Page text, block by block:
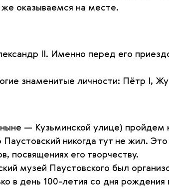
же оказываемся на месте.
II. Именно перед его
знаменитые личности: Пётр I,
— Кузьминской улице) пройдем
никогда тут не жил.
посвящениях его творчеству.
музей Паустовского был
в день 100-летия со дня рождения